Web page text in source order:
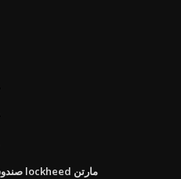
صندوق مؤشر سوق السندات واسعة النطاق lockheed مارتن